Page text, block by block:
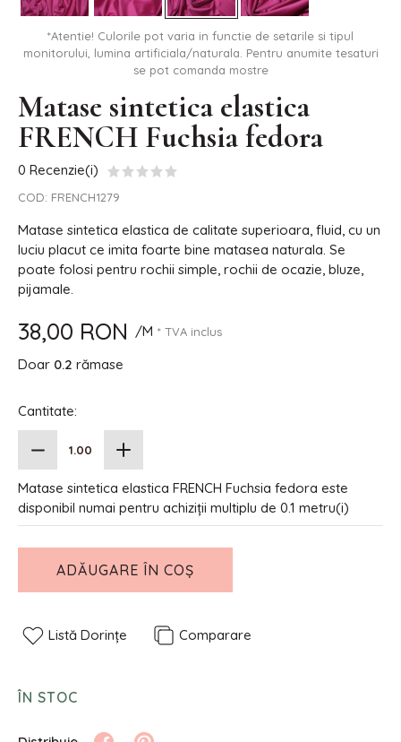
*Atentie! Culorile pot varia in functie de setarile si tipul
monitorului, lumina artificiala/naturala. Pentru anumite tesaturi
se pot comanda mostre
Matase sintetica elastica
FRENCH Fuchsia fedora
0 Recenzie(i)
COD: FRENCH1279
Matase sintetica elastica de calitate superioara, fluid, cu un
luciu placut ce imita foarte bine matasea naturala. Se
poate folosi pentru rochii simple, rochii de ocazie, bluze,
pijamale.
38,00 RON /M * TVA inclus
Doar 0.2 rămase
Cantitate:
Matase sintetica elastica FRENCH Fuchsia fedora este
disponibil numai pentru achiziții multiplu de 0.1 metru(i)
ADĂUGARE ÎN COȘ
Listă Dorințe Comparare
ÎN STOC